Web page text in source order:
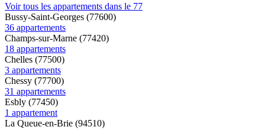
Voir tous les appartements dans le 77
Bussy-Saint-Georges (77600)
36 appartements
Champs-sur-Marne (77420)
18 appartements
Chelles (77500)
3 appartements
Chessy (77700)
31 appartements
Esbly (77450)
1 appartement
La Queue-en-Brie (94510)